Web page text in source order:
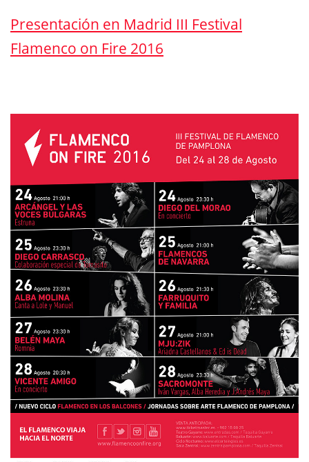
Presentación en Madrid III Festival
Flamenco on Fire 2016